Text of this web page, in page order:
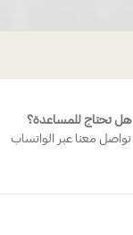
هل تحتاج للمساعدة؟
تواصل معنا عبر الواتساب